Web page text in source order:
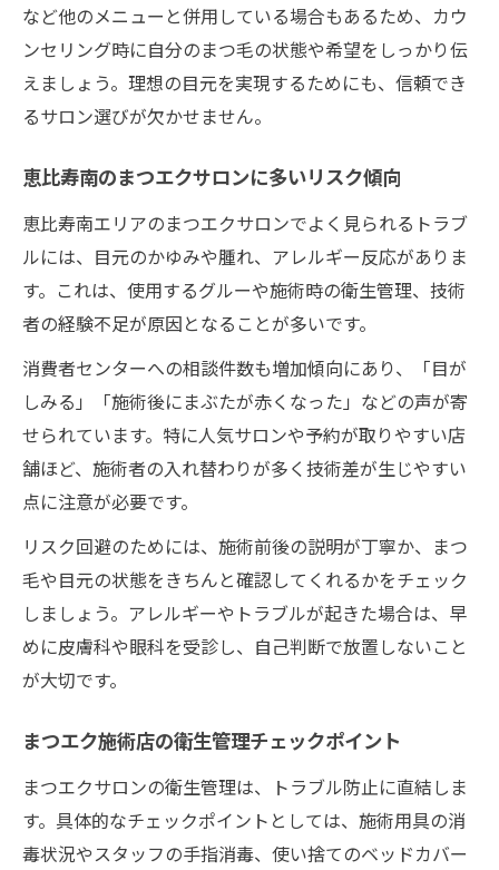
など他のメニューと併用している場合もあるため、カウ
ンセリング時に自分のまつ毛の状態や希望をしっかり伝
えましょう。理想の目元を実現するためにも、信頼でき
るサロン選びが欠かせません。
恵比寿南のまつエクサロンに多いリスク傾向
恵比寿南エリアのまつエクサロンでよく見られるトラブ
ルには、目元のかゆみや腫れ、アレルギー反応がありま
す。これは、使用するグルーや施術時の衛生管理、技術
者の経験不足が原因となることが多いです。
消費者センターへの相談件数も増加傾向にあり、「目が
しみる」「施術後にまぶたが赤くなった」などの声が寄
せられています。特に人気サロンや予約が取りやすい店
舗ほど、施術者の入れ替わりが多く技術差が生じやすい
点に注意が必要です。
リスク回避のためには、施術前後の説明が丁寧か、まつ
毛や目元の状態をきちんと確認してくれるかをチェック
しましょう。アレルギーやトラブルが起きた場合は、早
めに皮膚科や眼科を受診し、自己判断で放置しないこと
が大切です。
まつエク施術店の衛生管理チェックポイント
まつエクサロンの衛生管理は、トラブル防止に直結しま
す。具体的なチェックポイントとしては、施術用具の消
毒状況やスタッフの手指消毒、使い捨てのベッドカバー